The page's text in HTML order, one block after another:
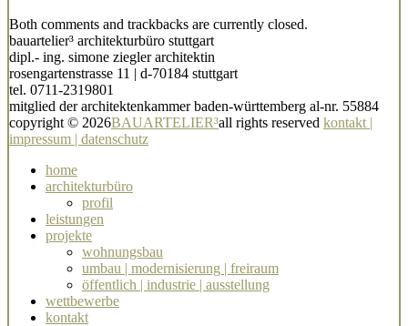
Both comments and trackbacks are currently closed.
bauartelier³ architekturbüro stuttgart
dipl.- ing. simone ziegler architektin
rosengartenstrasse 11 | d-70184 stuttgart
tel. 0711-2319801
mitglied der architektenkammer baden-württemberg al-nr. 55884
copyright © 2026BAUARTELIER³all rights reserved kontakt |
impressum | datenschutz
home
architekturbüro
profil
leistungen
projekte
wohnungsbau
umbau | modernisierung | freiraum
öffentlich | industrie | ausstellung
wettbewerbe
kontakt